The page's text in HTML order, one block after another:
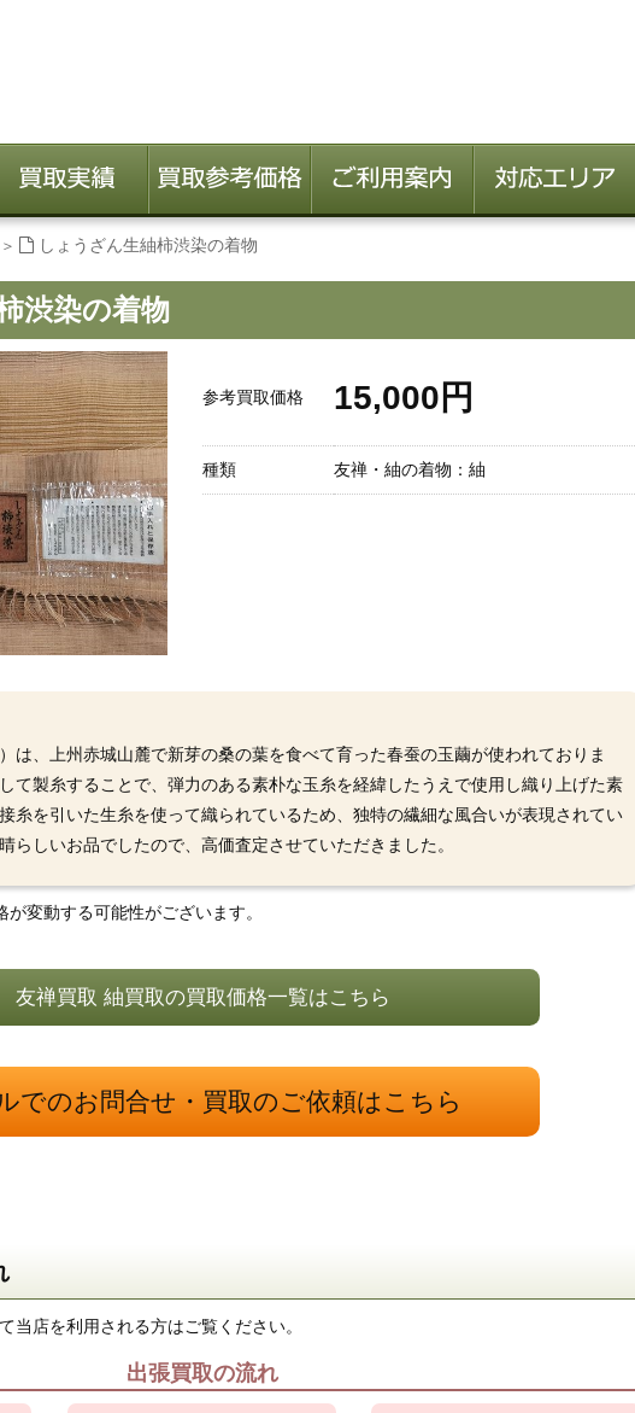
しょうざん生紬柿渋染の着物
渋染の着物
参考買取価格 15,000円
種類 友禅・紬の着物：紬
は、上州赤城山麓で新芽の桑の葉を食べて育った春蚕の玉繭が使われておりま
て製糸することで、弾力のある素朴な玉糸を経緯したうえで使用し織り上げた素
糸を引いた生糸を使って織られているため、独特の繊細な風合いが表現されてい
らしいお品でしたので、高価査定させていただきました。
変動する可能性がございます。
友禅買取 紬買取の買取価格一覧はこちら
でのお問合せ・買取のご依頼はこちら
当店を利用される方はご覧ください。
出張買取の流れ